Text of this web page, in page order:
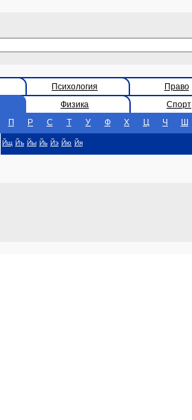
Психология Право
Физика Спорт
П Р С Т У Ф Х Ц Ч Ш
Йщ Йъ Йы Йь Йэ Йю Йя